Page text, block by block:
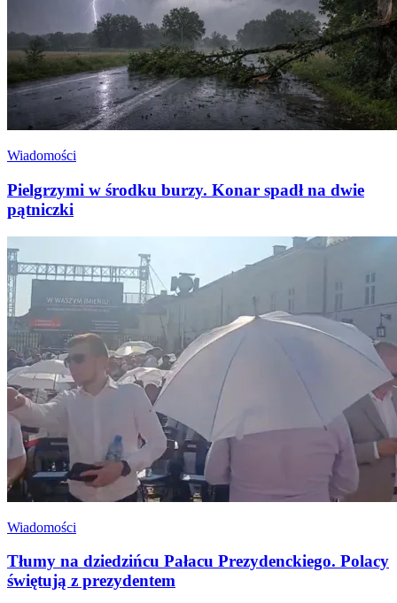
Wiadomości
Pielgrzymi w środku burzy. Konar spadł na dwie
pątniczki
Wiadomości
Tłumy na dziedzińcu Pałacu Prezydenckiego. Polacy
świętują z prezydentem